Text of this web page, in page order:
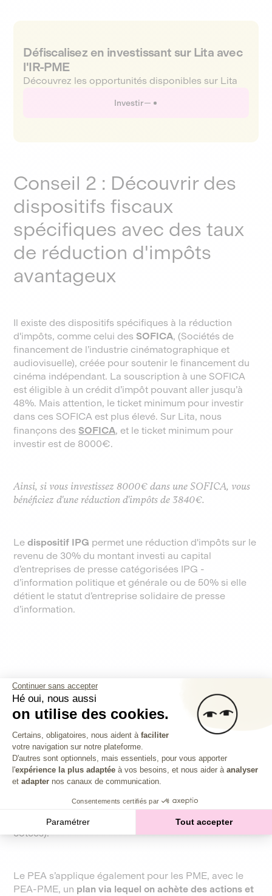
Défiscalisez en investissant sur Lita avec
l'IR-PME
Découvrez les opportunités disponibles sur Lita
Investir
Conseil 2 : Découvrir des
dispositifs fiscaux
spécifiques avec des taux
de réduction d'impôts
avantageux
Il existe des dispositifs spécifiques à la réduction
d'impôts, comme celui des SOFICA, (Sociétés de
financement de l’industrie cinématographique et
audiovisuelle), créée pour soutenir le financement du
cinéma indépendant. La souscription à une SOFICA
est éligible à un crédit d’impôt pouvant aller jusqu’à
48%. Mais attention, le ticket minimum pour investir
dans ces SOFICA est plus élevé. Sur Lita, nous
finançons des SOFICA, et le ticket minimum pour
investir est de 8000€.
Ainsi, si vous investissez 8000€ dans une SOFICA, vous
bénéficiez d'une réduction d'impôts de 3840€.
Ledispositif IPG permet une réduction d'impôts sur le
revenu de 30% du montant investi au capital
d’entreprises de presse catégorisées IPG -
d’information politique et générale ou de 50% si elle
détient le statut d’entreprise solidaire de presse
d’information.
Conseil 3 : Optimiser son
impôt via des enveloppes
fiscales (PEA et PEA-PME)
fiscale qui vous permet d’investir dans des actions de
sociétés françaises et européennes (côtées ou non
côtées).
Le PEA s’applique également pour les PME, avec le
PEA-PME, un plan via lequel on achète des actions et
Continuer sans accepter
Hé oui, nous aussi
on utilise des cookies.
Plateforme de Gestion du
Certains, obligatoires, nous aident à faciliter
votre navigation sur notre plateforme.
D'autres sont optionnels, mais essentiels, pour vous apporter
l'expérience la plus adaptée à vos besoins, et nous aider à analyser
et adapter nos canaux de communication.
Consentements certifiés par
Paramétrer Tout accepter
Axeptio consent